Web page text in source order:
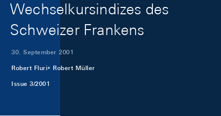
Wechselkursindizes des
Schweizer Frankens
30. September 2001
Robert Fluri Robert Müller
Issue 3/2001